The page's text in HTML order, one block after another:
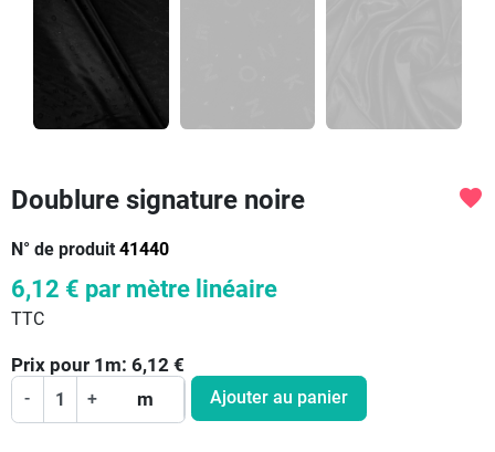
Doublure signature noire
N° de produit 41440
favorite
6,12 € par mètre linéaire
TTC
Prix pour 1 m: 6,12 €
- + m Ajouter au panier